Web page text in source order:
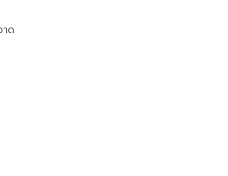
าด